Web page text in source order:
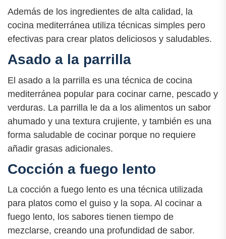
Además de los ingredientes de alta calidad, la
cocina mediterránea utiliza técnicas simples pero
efectivas para crear platos deliciosos y saludables.
Asado a la parrilla
El asado a la parrilla es una técnica de cocina
mediterránea popular para cocinar carne, pescado y
verduras. La parrilla le da a los alimentos un sabor
ahumado y una textura crujiente, y también es una
forma saludable de cocinar porque no requiere
añadir grasas adicionales.
Cocción a fuego lento
La cocción a fuego lento es una técnica utilizada
para platos como el guiso y la sopa. Al cocinar a
fuego lento, los sabores tienen tiempo de
mezclarse, creando una profundidad de sabor.